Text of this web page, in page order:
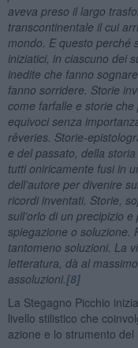
aveva preso il largo
transcontinentale il cui
mondo. E questo perché
iniziatici, in ciascuno dei
inedite che fanno
fanno sorridere. Storie
come farfalle e storie
equivoci senza
rêveries. Storie-
e del passato, della
tutti oniricamente fusi in
dell’autore per divenire
ricordi inventati. Storie,
sull’orlo di un precipizio
spiegazione o soluzione.
tantomeno soluzioni. La
letteratura, dà al
assoluzioni. [8]
La Stegagno Picchio
livello stilistico che
azione e lo strumento del